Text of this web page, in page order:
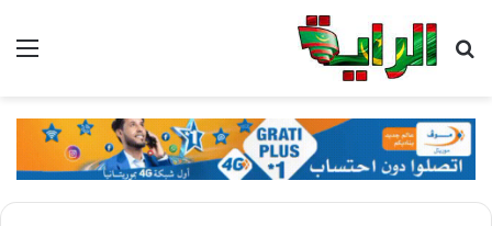
بحث عن